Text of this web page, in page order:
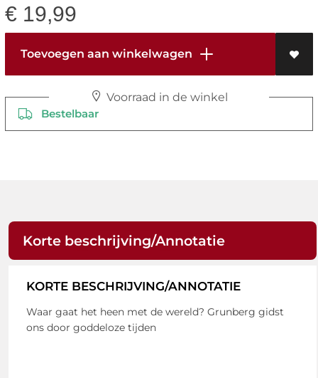
€ 19,99
Toevoegen aan winkelwagen
Voorraad in de winkel
Bestelbaar
Korte beschrijving/Annotatie
KORTE BESCHRIJVING/ANNOTATIE
Waar gaat het heen met de wereld? Grunberg gidst
ons door goddeloze tijden